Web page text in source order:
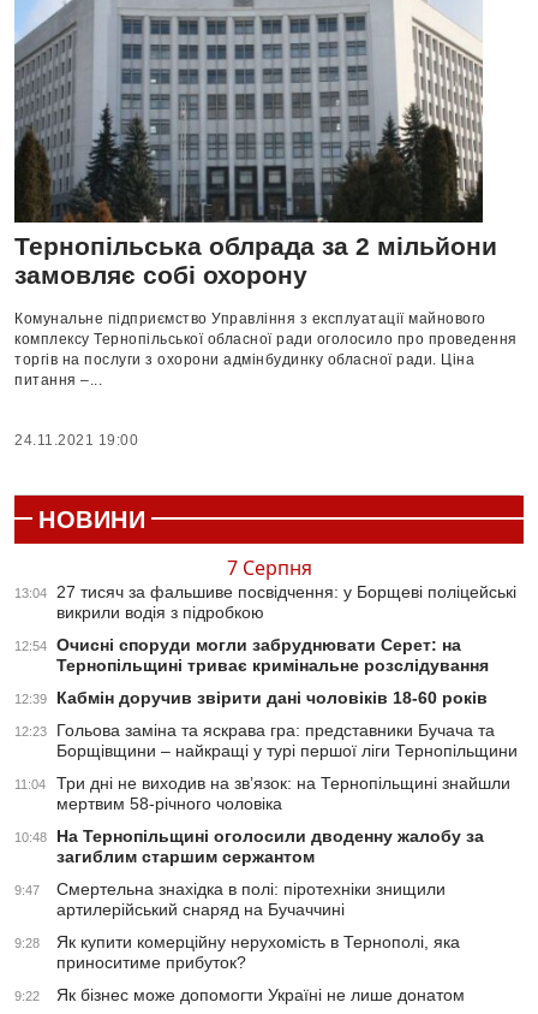
Тернопільська облрада за 2 мільйони
замовляє собі охорону
Комунальне підприємство Управління з експлуатації майнового
комплексу Тернопільської обласної ради оголосило про проведення
торгів на послуги з охорони адмінбудинку обласної ради. Ціна
питання –...
24.11.2021 19:00
НОВИНИ
7 Серпня
13:04
27 тисяч за фальшиве посвідчення: у Борщеві поліцейські
викрили водія з підробкою
12:54
Очисні споруди могли забруднювати Серет: на
Тернопільщині триває кримінальне розслідування
12:39 Кабмін доручив звірити дані чоловіків 18-60 років
12:23
Гольова заміна та яскрава гра: представники Бучача та
Борщівщини – найкращі у турі першої ліги Тернопільщини
11:04
Три дні не виходив на зв’язок: на Тернопільщині знайшли
мертвим 58-річного чоловіка
10:48
На Тернопільщині оголосили дводенну жалобу за
загиблим старшим сержантом
9:47
Смертельна знахідка в полі: піротехніки знищили
артилерійський снаряд на Бучаччині
9:28
Як купити комерційну нерухомість в Тернополі, яка
приноситиме прибуток?
9:22 Як бізнес може допомогти Україні не лише донатом